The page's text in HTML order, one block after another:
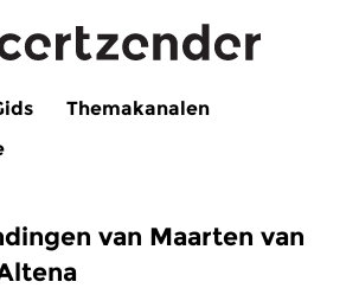
Themakanalen
van Maarten van